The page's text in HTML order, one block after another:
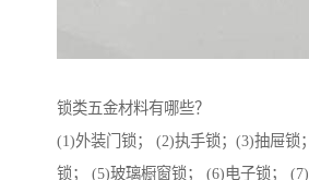
锁类五金材料有哪些？
(1)外装门锁； (2)执手锁；(3)抽屉锁
锁； (5)玻璃橱窗锁； (6)电子锁；